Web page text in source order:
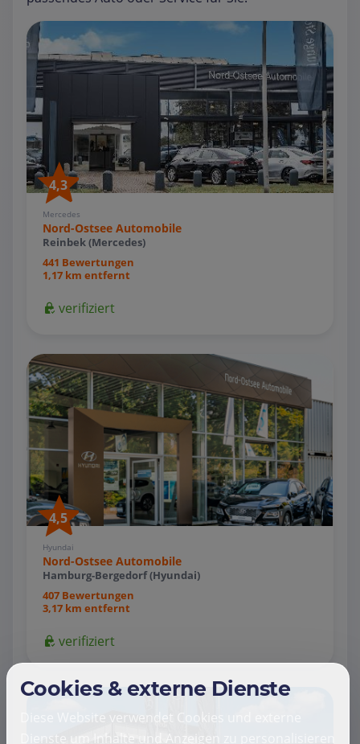
4,3
Mercedes
Nord-Ostsee Automobile
Reinbek (Mercedes)
441 Bewertungen
1,17 km entfernt
verifiziert
4,5
Hyundai
Nord-Ostsee Automobile
Hamburg-Bergedorf (Hyundai)
407 Bewertungen
3,17 km entfernt
verifiziert
Cookies & externe Dienste
Diese Website verwendet Cookies und externe
Dienste um Inhalte und Anzeigen zu personalisieren